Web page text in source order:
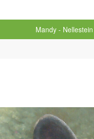
Mandy - Nellestein